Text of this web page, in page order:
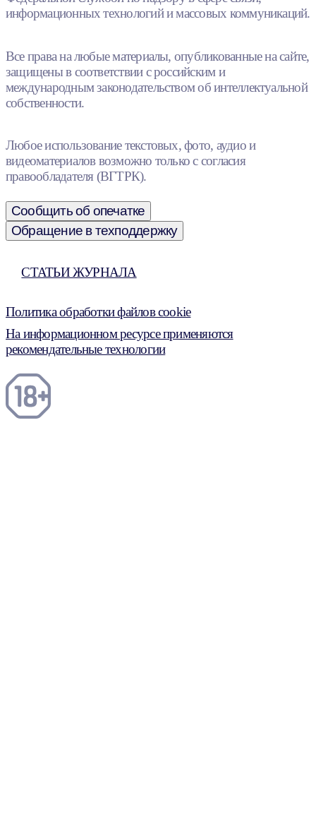
информационных технологий и массовых коммуникаций.
Все права на любые материалы, опубликованные на сайте,
защищены в соответствии с российским и
международным законодательством об интеллектуальной
собственности.
Любое использование текстовых, фото, аудио и
видеоматериалов возможно только с согласия
правообладателя (ВГТРК).
Сообщить об опечатке
Обращение в техподдержку
СТАТЬИ ЖУРНАЛА
Политика обработки файлов cookie
На информационном ресурсе применяются
рекомендательные технологии